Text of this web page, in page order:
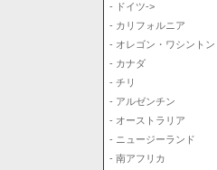
- ドイツ->
- カリフォルニア
- オレゴン・ワシントン
- カナダ
- チリ
- アルゼンチン
- オーストラリア
- ニュージーランド
- 南アフリカ